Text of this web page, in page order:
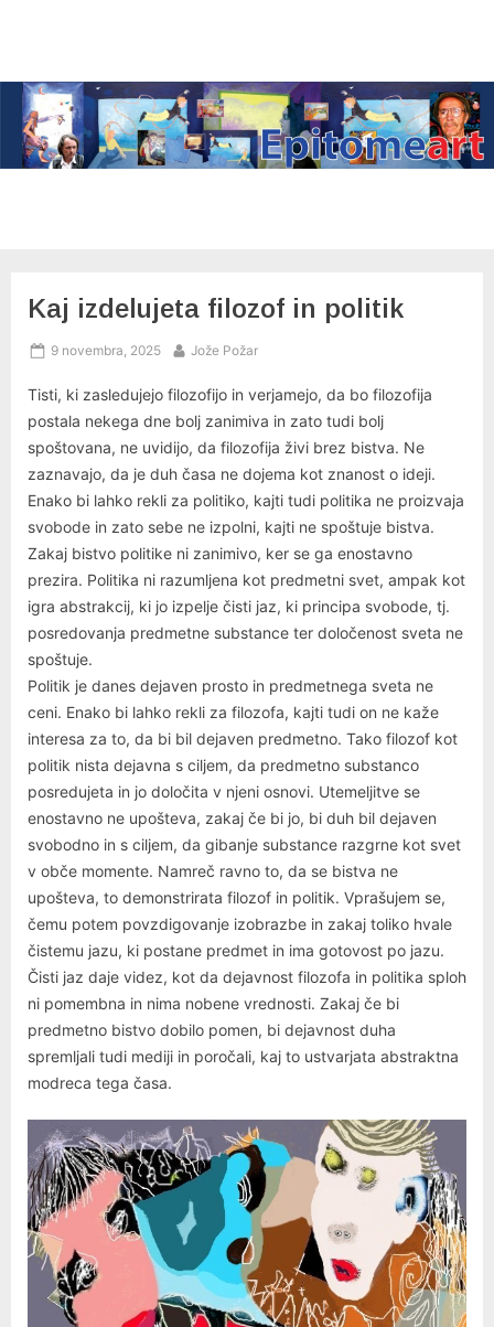
Kaj izdelujeta filozof in politik
Posted
9 novembra, 2025 By
Jože Požar
Tisti, ki zasledujejo filozofijo in verjamejo, da bo filozofija
postala nekega dne bolj zanimiva in zato tudi bolj
spoštovana, ne uvidijo, da filozofija živi brez bistva. Ne
zaznavajo, da je duh časa ne dojema kot znanost o ideji.
Enako bi lahko rekli za politiko, kajti tudi politika ne proizvaja
svobode in zato sebe ne izpolni, kajti ne spoštuje bistva.
Zakaj bistvo politike ni zanimivo, ker se ga enostavno
prezira. Politika ni razumljena kot predmetni svet, ampak kot
igra abstrakcij, ki jo izpelje čisti jaz, ki principa svobode, tj.
posredovanja predmetne substance ter določenost sveta ne
spoštuje.
Politik je danes dejaven prosto in predmetnega sveta ne
ceni. Enako bi lahko rekli za filozofa, kajti tudi on ne kaže
interesa za to, da bi bil dejaven predmetno. Tako filozof kot
politik nista dejavna s ciljem, da predmetno substanco
posredujeta in jo določita v njeni osnovi. Utemeljitve se
enostavno ne upošteva, zakaj če bi jo, bi duh bil dejaven
svobodno in s ciljem, da gibanje substance razgrne kot svet
v obče momente. Namreč ravno to, da se bistva ne
upošteva, to demonstrirata filozof in politik. Vprašujem se,
čemu potem povzdigovanje izobrazbe in zakaj toliko hvale
čistemu jazu, ki postane predmet in ima gotovost po jazu.
Čisti jaz daje videz, kot da dejavnost filozofa in politika sploh
ni pomembna in nima nobene vrednosti. Zakaj če bi
predmetno bistvo dobilo pomen, bi dejavnost duha
spremljali tudi mediji in poročali, kaj to ustvarjata abstraktna
modreca tega časa.